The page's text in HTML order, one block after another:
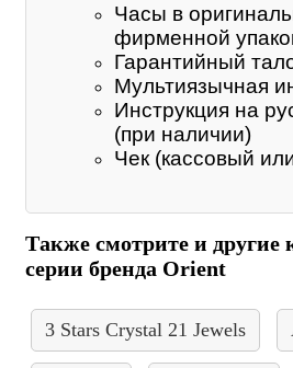
Часы в
фирменной
Гарантийный
Мультиязычная
Инструкция на
(при наличии)
Чек (кассовый
Также смотрите и другие
серии бренда Orient
3 Stars Crystal 21 Jewels